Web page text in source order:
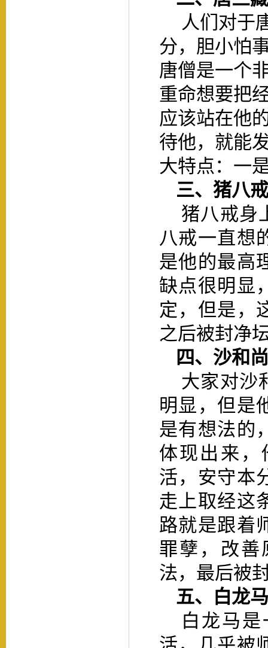
人们对于
分，胆小怕
唐僧是一个
重命想要把
应该站在他
待他，就能
大特点：一
三、 猪八
猪八戒身
八戒一直想
是他的最高
缺点很明显
定，但是，
之后被封净
四、 沙和
大家对沙
明显，但是
是有想法的
体现出来，
活，安守本
走上取经这
路就是跟着
罪孽，改善
法，最后被
五、
白龙
白龙马